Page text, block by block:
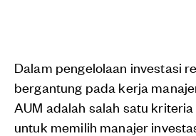
Dalam pengelolaan investasi
bergantung pada kerja
AUM adalah salah satu
untuk memilih manajer